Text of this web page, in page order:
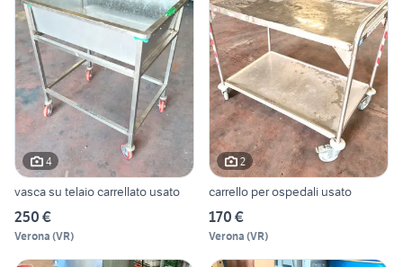
4
vasca su telaio carrellato usato
250 €
Verona (VR)
2
carrello per ospedali usato
170 €
Verona (VR)